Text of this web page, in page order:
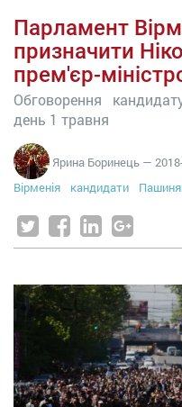
Парламент
призначити
прем'єр-
Обговорення
день 1 травня
Ярина Боринець —
Вірменія
кандидати